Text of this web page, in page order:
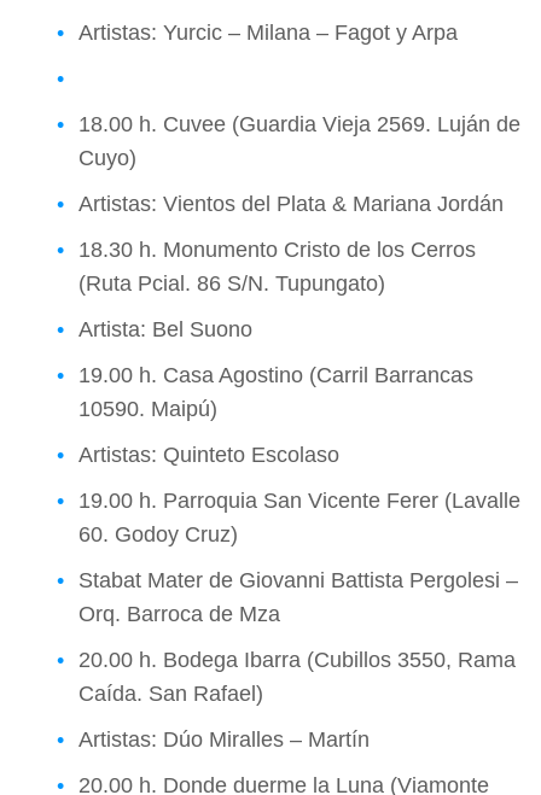
Artistas: Yurcic – Milana – Fagot y Arpa
18.00 h. Cuvee (Guardia Vieja 2569. Luján de
Cuyo)
Artistas: Vientos del Plata & Mariana Jordán
18.30 h. Monumento Cristo de los Cerros
(Ruta Pcial. 86 S/N. Tupungato)
Artista: Bel Suono
19.00 h. Casa Agostino (Carril Barrancas
10590. Maipú)
Artistas: Quinteto Escolaso
19.00 h. Parroquia San Vicente Ferer (Lavalle
60. Godoy Cruz)
Stabat Mater de Giovanni Battista Pergolesi –
Orq. Barroca de Mza
20.00 h. Bodega Ibarra (Cubillos 3550, Rama
Caída. San Rafael)
Artistas: Dúo Miralles – Martín
20.00 h. Donde duerme la Luna (Viamonte